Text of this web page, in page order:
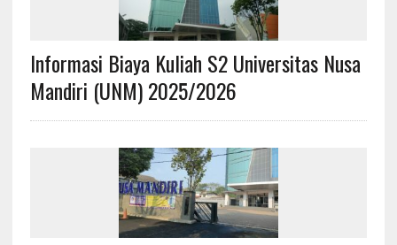
Informasi Biaya Kuliah S2 Universitas Nusa
Mandiri (UNM) 2025/2026